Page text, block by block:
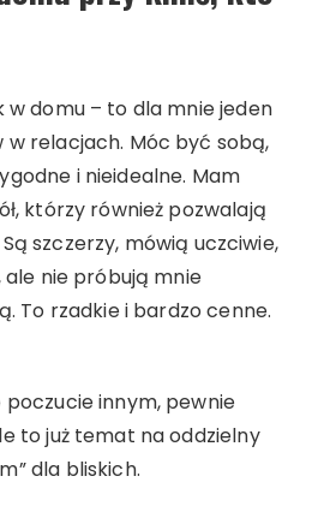
w domu – to dla mnie jeden
w relacjach. Móc być sobą,
i nieidealne. Mam
którzy również pozwalają
Są szczerzy, mówią uczciwie,
nie próbują mnie
To rzadkie i bardzo cenne.
innym, pewnie
to już temat na oddzielny
dla bliskich.